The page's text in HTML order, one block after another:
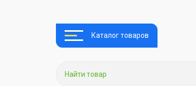
Каталог товаров